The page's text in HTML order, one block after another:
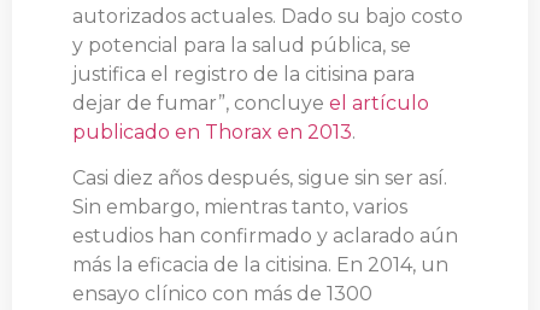
autorizados actuales. Dado su bajo costo
y potencial para la salud pública, se
justifica el registro de la citisina para
dejar de fumar”, concluye el artículo
publicado en Thorax en 2013.
Casi diez años después, sigue sin ser así.
Sin embargo, mientras tanto, varios
estudios han confirmado y aclarado aún
más la eficacia de la citisina. En 2014, un
ensayo clínico con más de 1300